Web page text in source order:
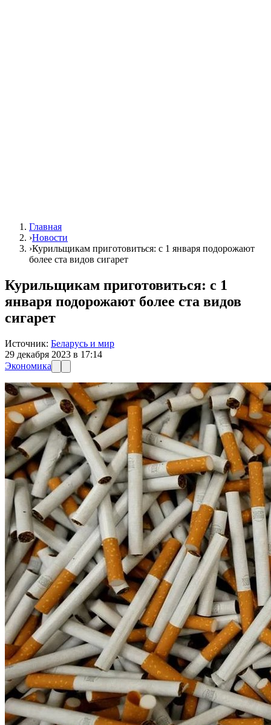
Главная
›Новости
›Курильщикам приготовиться: с 1 января подорожают
более ста видов сигарет
Курильщикам приготовиться: с 1
января подорожают более ста видов
сигарет
Источник: Беларусь и мир
29 декабря 2023 в 17:14
Экономика